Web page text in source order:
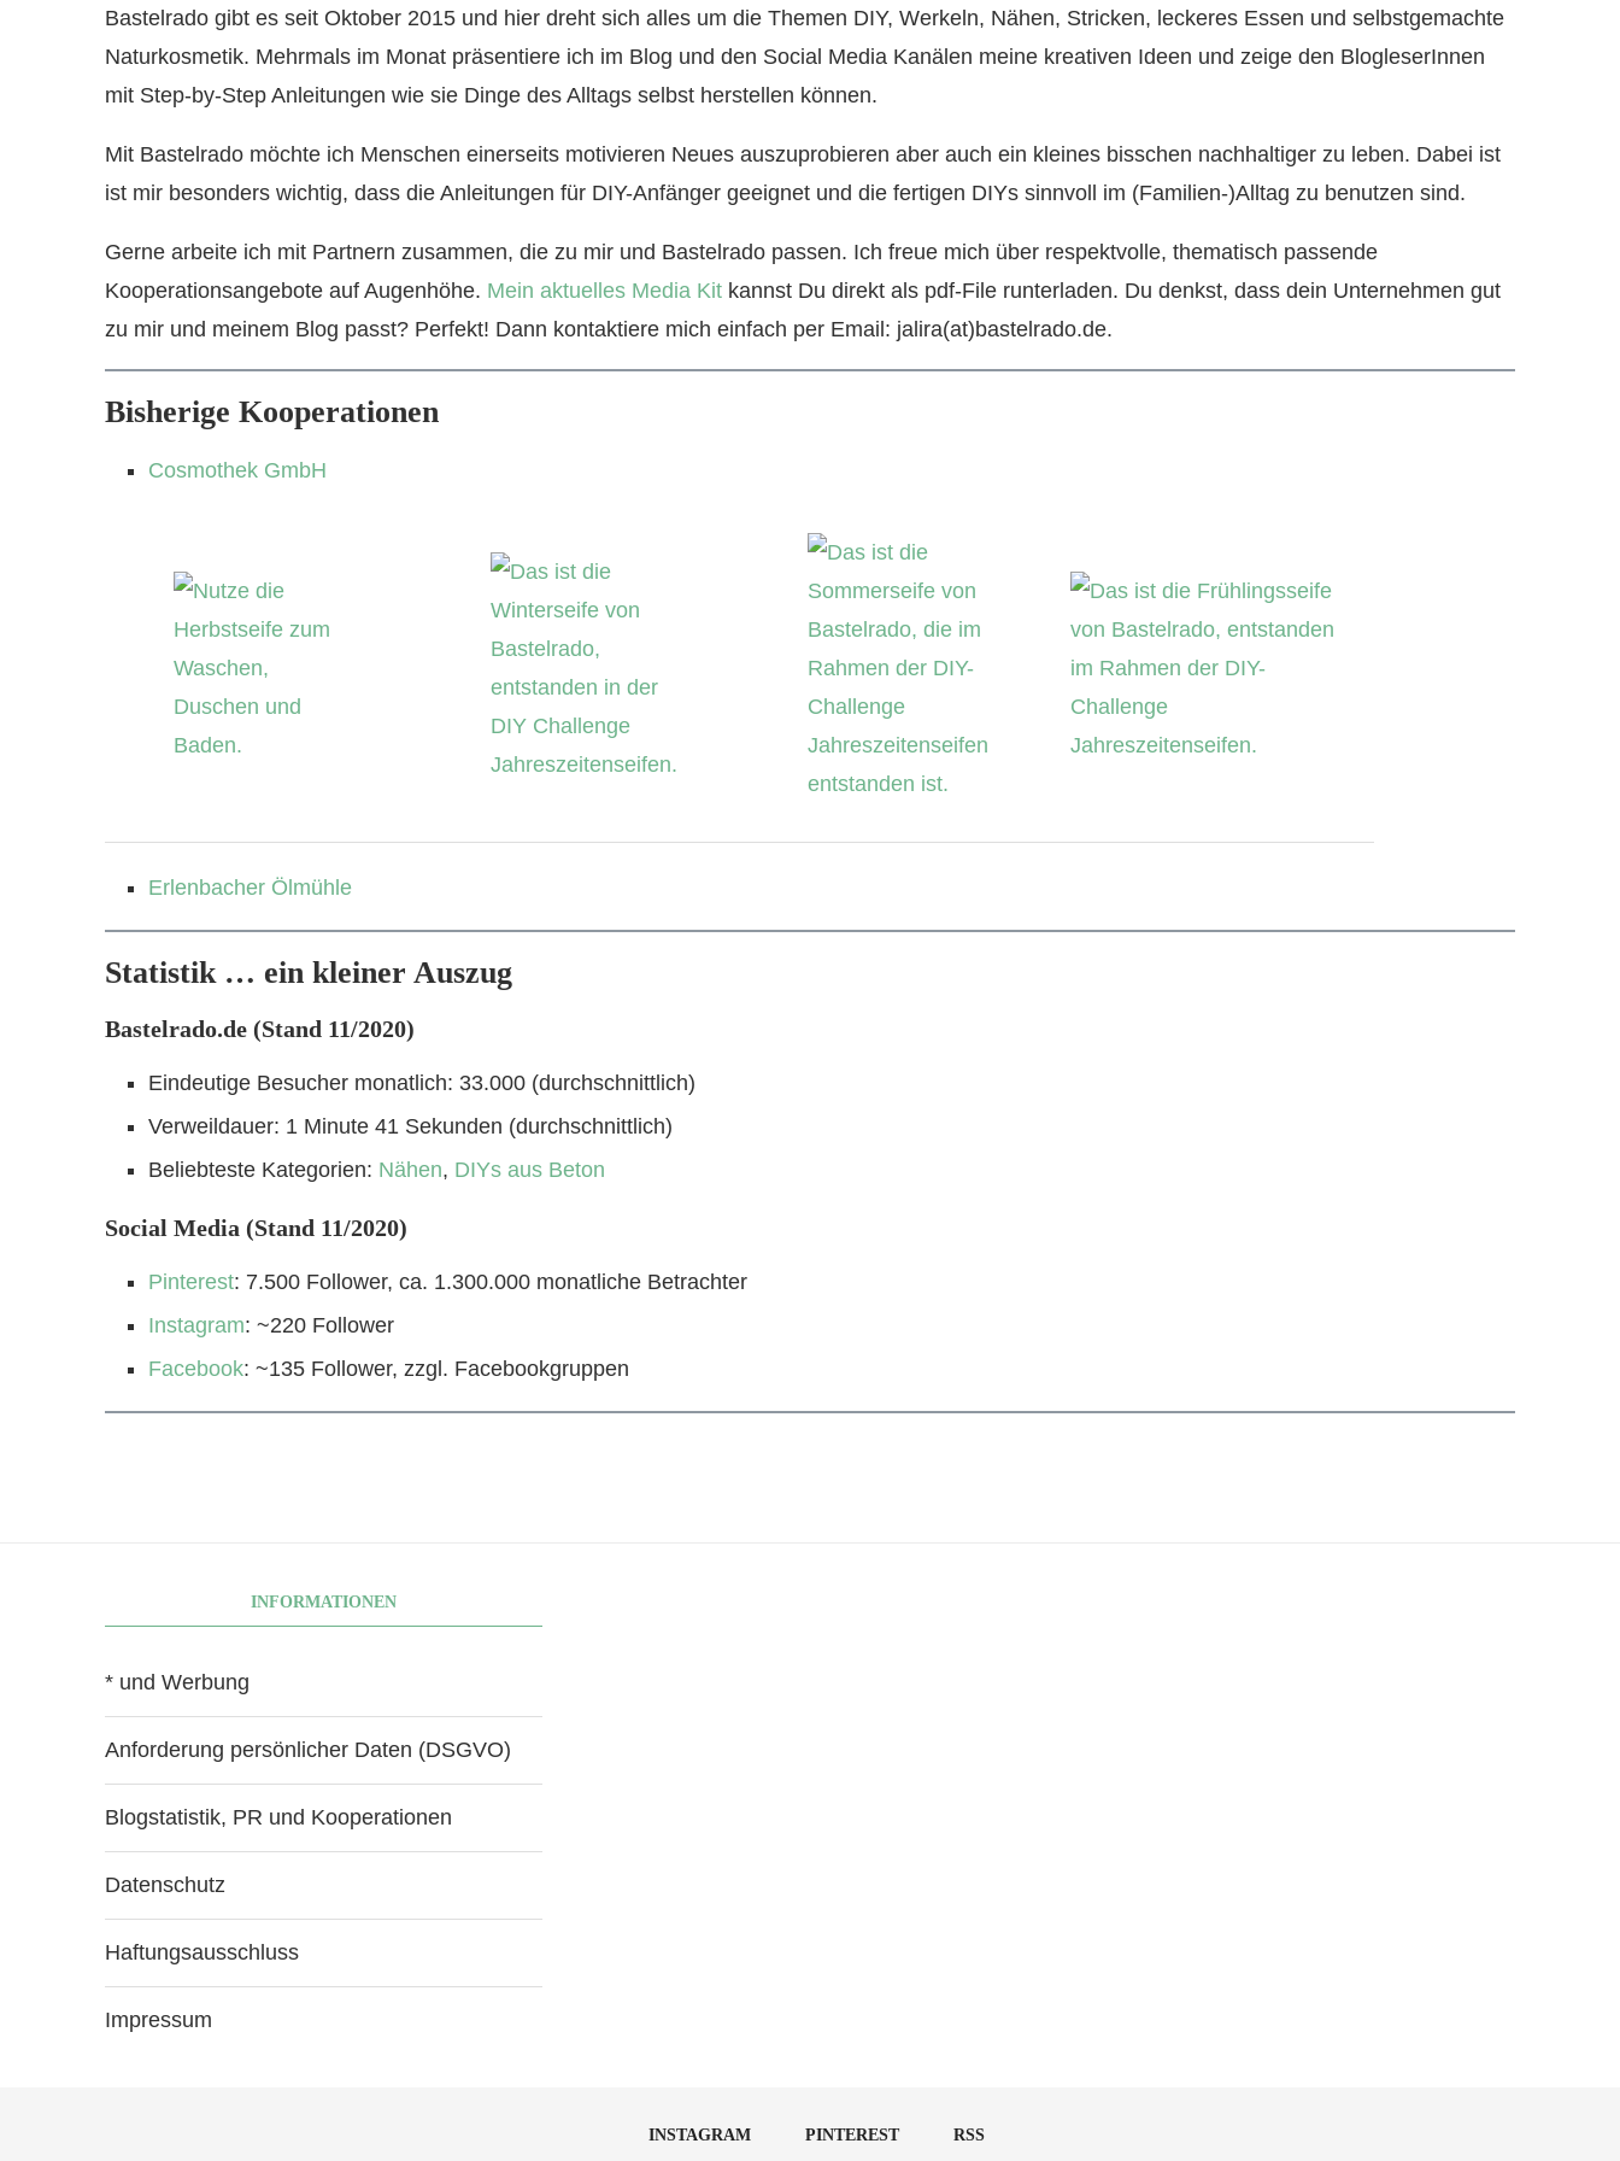
Bastelrado gibt es seit Oktober 2015 und hier dreht sich alles um die Themen DIY, Werkeln, Nähen, Stricken, leckeres Essen und selbstgemachte
Naturkosmetik. Mehrmals im Monat präsentiere ich im Blog und den Social Media Kanälen meine kreativen Ideen und zeige den BlogleserInnen
mit Step-by-Step Anleitungen wie sie Dinge des Alltags selbst herstellen können.
Mit Bastelrado möchte ich Menschen einerseits motivieren Neues auszuprobieren aber auch ein kleines bisschen nachhaltiger zu leben. Dabei ist
ist mir besonders wichtig, dass die Anleitungen für DIY-Anfänger geeignet und die fertigen DIYs sinnvoll im (Familien-)Alltag zu benutzen sind.
Gerne arbeite ich mit Partnern zusammen, die zu mir und Bastelrado passen. Ich freue mich über respektvolle, thematisch passende
Kooperationsangebote auf Augenhöhe. Mein aktuelles Media Kit kannst Du direkt als pdf-File runterladen. Du denkst, dass dein Unternehmen gut
zu mir und meinem Blog passt? Perfekt! Dann kontaktiere mich einfach per Email: jalira(at)bastelrado.de.
Bisherige Kooperationen
Cosmothek GmbH
Erlenbacher Ölmühle
Statistik … ein kleiner Auszug
Bastelrado.de (Stand 11/2020)
Eindeutige Besucher monatlich: 33.000 (durchschnittlich)
Verweildauer: 1 Minute 41 Sekunden (durchschnittlich)
Beliebteste Kategorien: Nähen, DIYs aus Beton
Social Media (Stand 11/2020)
Pinterest: 7.500 Follower, ca. 1.300.000 monatliche Betrachter
Instagram: ~220 Follower
Facebook: ~135 Follower, zzgl. Facebookgruppen
INFORMATIONEN
* und Werbung
Anforderung persönlicher Daten (DSGVO)
Blogstatistik, PR und Kooperationen
Datenschutz
Haftungsausschluss
Impressum
INSTAGRAM PINTEREST RSS